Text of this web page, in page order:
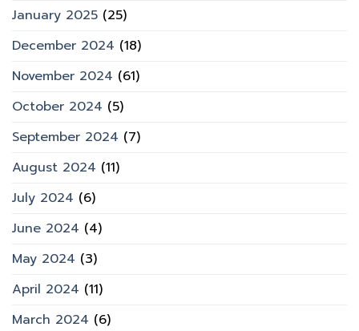
January 2025 (25)
December 2024 (18)
November 2024 (61)
October 2024 (5)
September 2024 (7)
August 2024 (11)
July 2024 (6)
June 2024 (4)
May 2024 (3)
April 2024 (11)
March 2024 (6)